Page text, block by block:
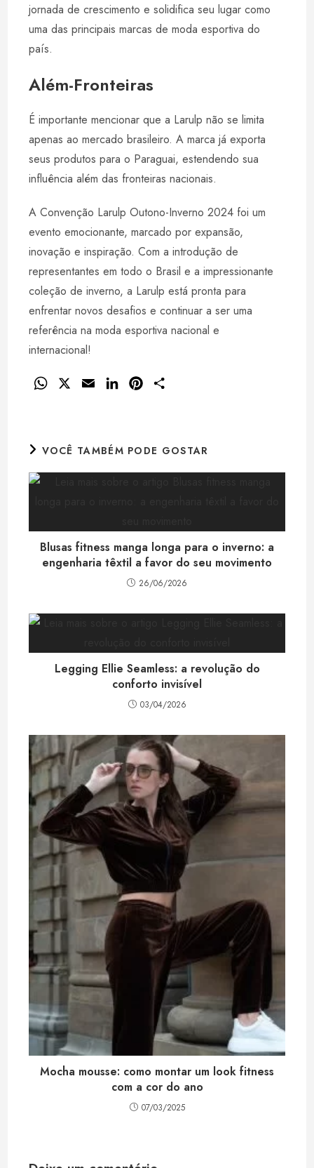
jornada de crescimento e solidifica seu lugar como
uma das principais marcas de moda esportiva do
país.
Além-Fronteiras
É importante mencionar que a Larulp não se limita
apenas ao mercado brasileiro. A marca já exporta
seus produtos para o Paraguai, estendendo sua
influência além das fronteiras nacionais.
A Convenção Larulp Outono-Inverno 2024 foi um
evento emocionante, marcado por expansão,
inovação e inspiração. Com a introdução de
representantes em todo o Brasil e a impressionante
coleção de inverno, a Larulp está pronta para
enfrentar novos desafios e continuar a ser uma
referência na moda esportiva nacional e
internacional!
W
s
A
l
e
d
e
r
t
e
VOCÊ TAMBÉM PODE GOSTAR
Blusas fitness manga longa para o inverno: a
engenharia têxtil a favor do seu movimento
26/06/2026
Legging Ellie Seamless: a revolução do
conforto invisível
03/04/2026
Mocha mousse: como montar um look fitness
com a cor do ano
07/03/2025